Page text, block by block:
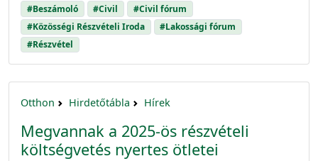
#Beszámoló #Civil
#Civil fórum
#Közösségi Részvételi Iroda
#Lakossági fórum
#Részvétel
Otthon Hirdetőtábla Hírek
Megvannak a 2025-ös részvételi
költségvetés nyertes ötletei